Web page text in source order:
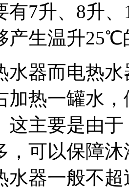
有7升、8升
产生温升25℃
器而电热水
加热一罐水
这主要是由
，可以保障
水器一般不